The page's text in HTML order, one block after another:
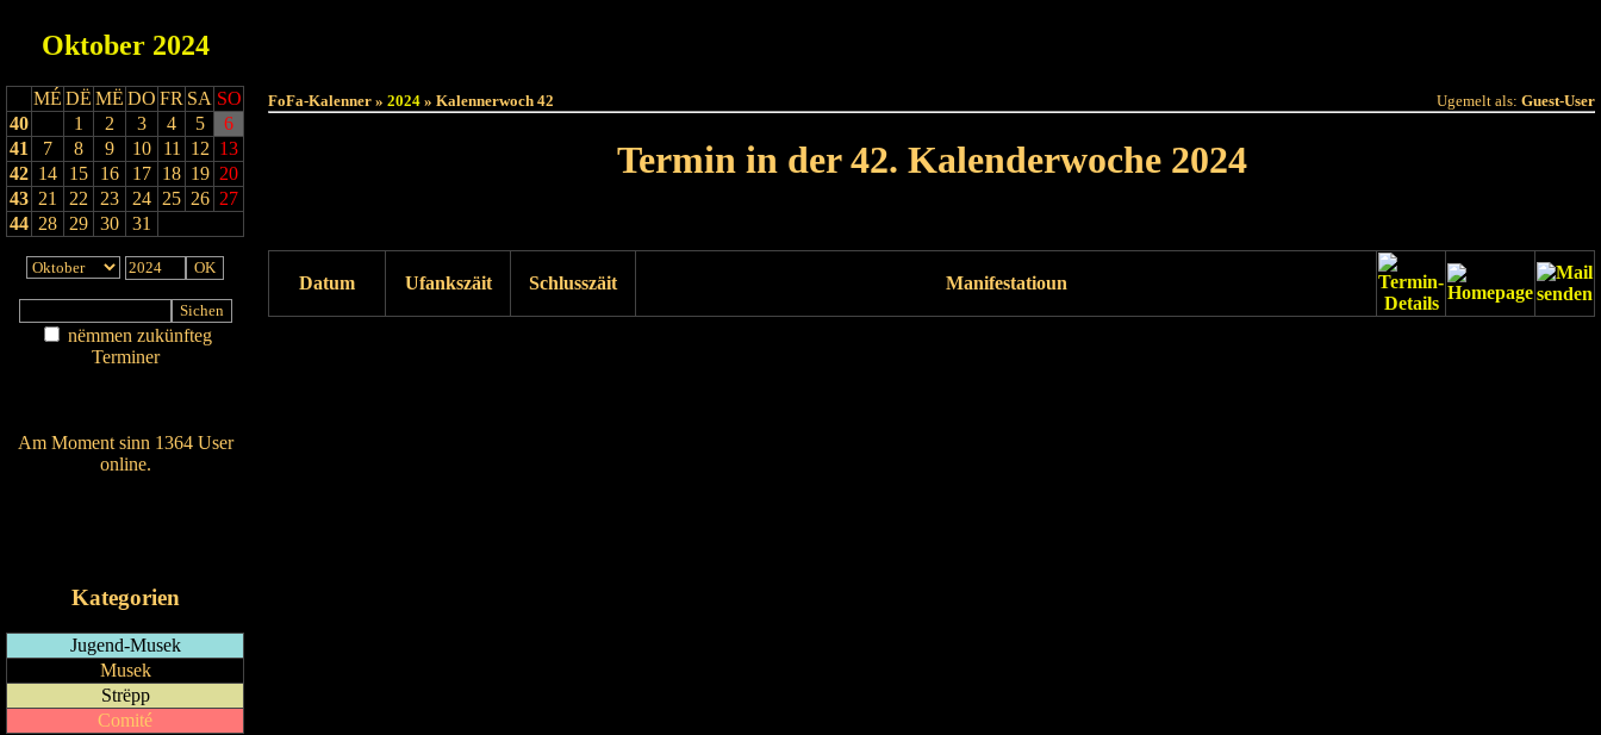
Oktober 2024
MÉ DË MË DO FR SA SO
40
1 2 3 4 5
6
41
7 8 9 10 11 12 13
42 14 15 16 17 18 19 20
43 21 22 23 24 25 26 27
44 28 29 30 31
nëmmen zukünfteg
Terminer
Am Moment sinn 1364 User
online.
Kategorien
Jugend-Musek
Musek
Strëpp
Comité
FoFa-Kalenner » 2024 » Kalennerwoch 42 Ugemelt als: Guest-User
Termin in der 42. Kalenderwoche 2024
Datum Ufankszäit Schlusszäit Manifestatioun